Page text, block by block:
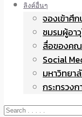
ลิงค์อื่นๆ
จองเข้าศึ
ชมรมผู้อา
สื่อของคณ
Social
มหาวิทยา
กระทรวง